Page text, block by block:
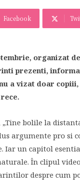
Facebook
organizat
prezenti,
a vizat doar
bolile la
argumente pro
Iar un capitol
În clipul
despre cum